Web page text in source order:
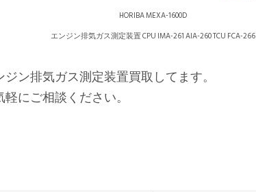
HORIBA MEXA-1600D
エンジン排気ガス測定装置 CPU IMA-261 AIA-260 TCU FCA-266
ジン排気ガス測定装置買取してます。
軽にご相談ください。